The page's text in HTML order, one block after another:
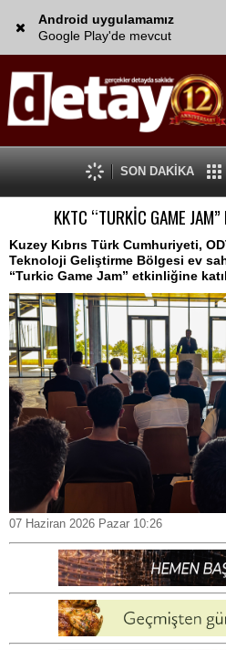
Android uygulamamız
Google Play'de mevcut
SON DAKİKA
KKTC “TURKİC GAME
Kuzey Kıbrıs Türk Cumhuriyeti,
Teknoloji Geliştirme Bölgesi ev
“Turkic Game Jam” etkinliğine
07 Haziran 2026 Pazar 10:26